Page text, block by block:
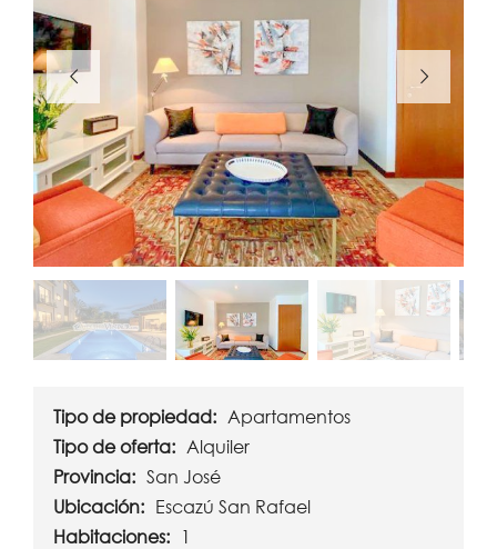
Tipo de propiedad: Apartamentos
Tipo de oferta: Alquiler
Provincia: San José
Ubicación: Escazú San Rafael
Habitaciones: 1